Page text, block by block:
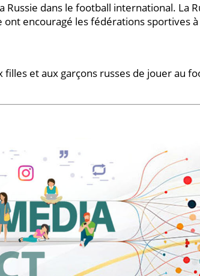
dans le football international. La
encouragé les fédérations sportives
et aux garçons russes de jouer au